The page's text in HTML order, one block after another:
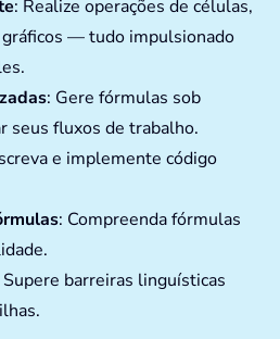
: Realize operações de células,
gráficos — tudo impulsionado
: Gere fórmulas sob
seus fluxos de trabalho.
e implemente código
: Compreenda fórmulas
Supere barreiras linguísticas